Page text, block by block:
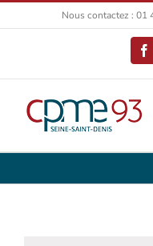
au
Nous contactez : 01